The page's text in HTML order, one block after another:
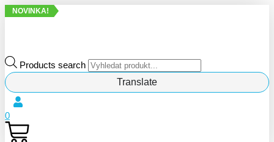
Products search
Translate
0
NOVINKA!
NOVINKA!